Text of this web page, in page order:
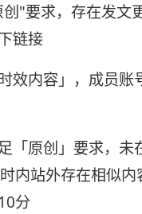
"要求，存在发文
链接
效内容」，成员账
「原创」要求，未
内站外存在相似
分